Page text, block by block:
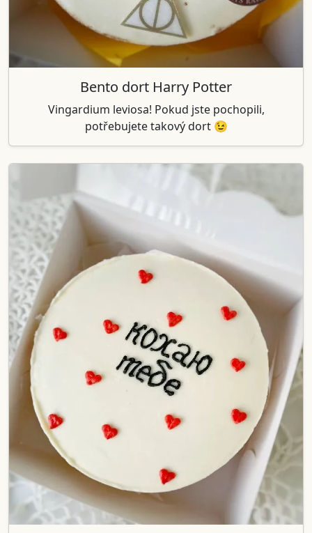
Bento dort Harry Potter
Vingardium leviosa! Pokud jste pochopili,
potřebujete takový dort 😉